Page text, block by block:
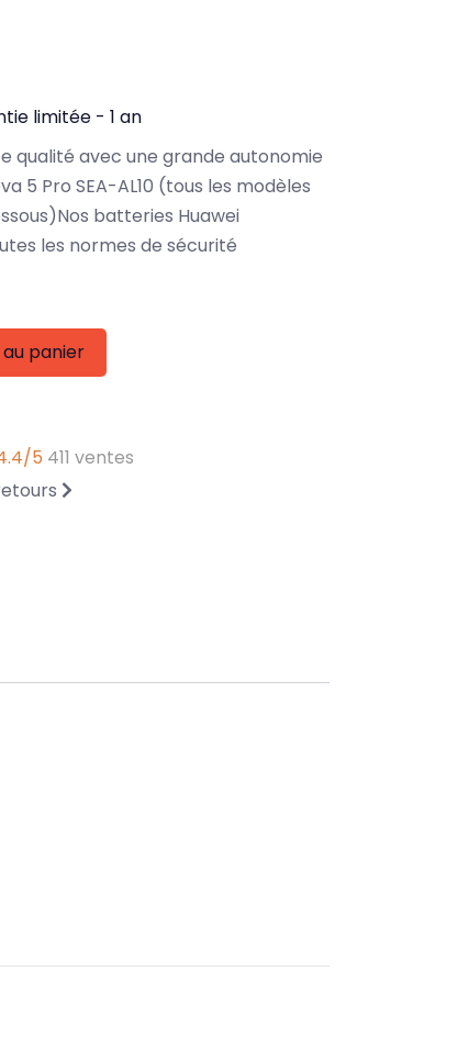
limitée - 1 an
qualité avec une grande autonomie
5 Pro SEA-AL10 (tous les modèles
batteries Huawei
les normes de sécurité
panier
5 411 ventes